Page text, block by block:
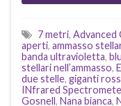
7 metri, Advanced
aperti, ammasso
banda ultravioletta,
stellari nell’ammasso,
due stelle, giganti
INfrared
Gosnell, Nana bianca,